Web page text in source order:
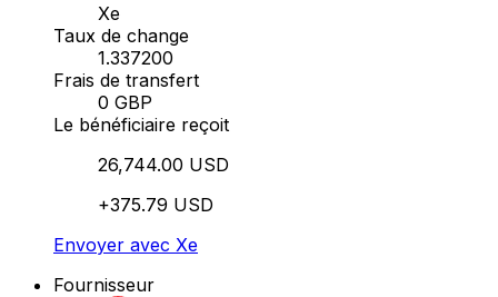
Xe
Taux de change
1.337200
Frais de transfert
0 GBP
Le bénéficiaire reçoit
26,744.00 USD
+375.79 USD
Envoyer avec Xe
Fournisseur